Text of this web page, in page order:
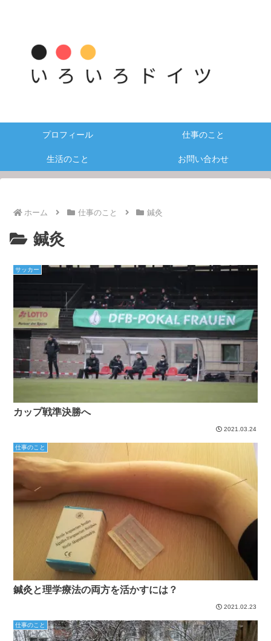
プロフィール 仕事のこと
生活のこと お問い合わせ
ホーム 仕事のこと 鍼灸
鍼灸
サッカー
カップ戦準決勝へ
2021.03.24
仕事のこと
鍼灸と理学療法の両方を活かすには？
2021.02.23
仕事のこと